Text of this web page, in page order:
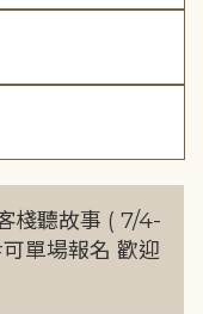
棧聽故事 ( 7/4-
單場報名 歡迎